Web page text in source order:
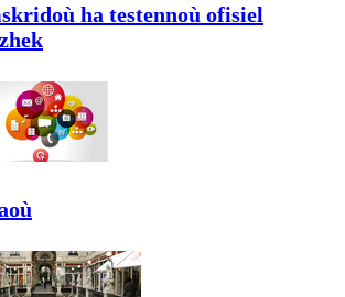
ha testennoù ofisiel